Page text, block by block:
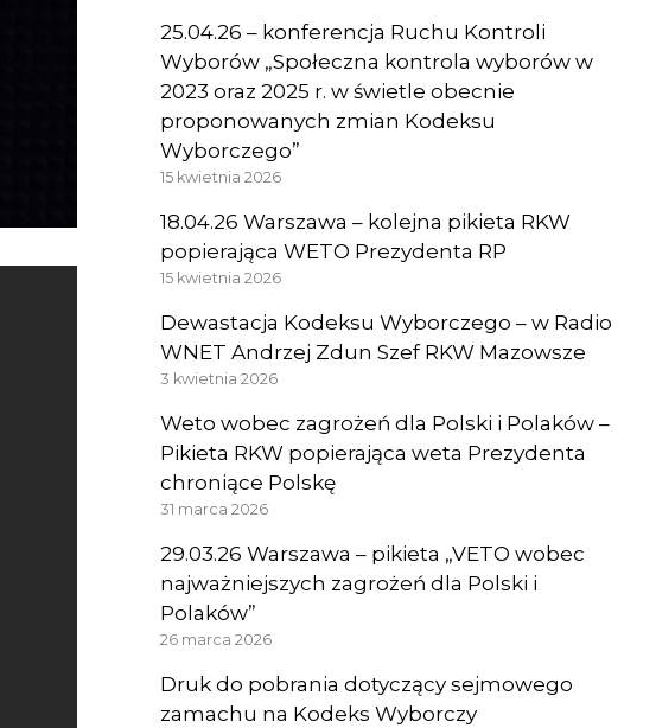
25.04.26 – konferencja Ruchu Kontroli
Wyborów „Społeczna kontrola wyborów w
2023 oraz 2025 r. w świetle obecnie
proponowanych zmian Kodeksu
Wyborczego”
15 kwietnia 2026
18.04.26 Warszawa – kolejna pikieta RKW
popierająca WETO Prezydenta RP
15 kwietnia 2026
Dewastacja Kodeksu Wyborczego – w Radio
WNET Andrzej Zdun Szef RKW Mazowsze
3 kwietnia 2026
Weto wobec zagrożeń dla Polski i Polaków –
Pikieta RKW popierająca weta Prezydenta
chroniące Polskę
31 marca 2026
29.03.26 Warszawa – pikieta „VETO wobec
najważniejszych zagrożeń dla Polski i
Polaków”
26 marca 2026
Druk do pobrania dotyczący sejmowego
zamachu na Kodeks Wyborczy